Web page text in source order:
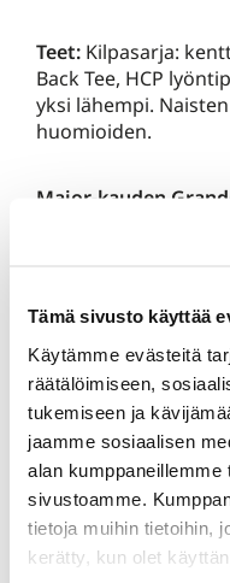
Tämä sivusto käyttää
Käytämme evästeitä
räätälöimiseen,
tukemiseen ja
jaamme sosiaalisen
alan
sivustoamme.
tietoja muihin tietoihin,
kerätty, kun olet
Teet: Kilpasarja:
Back Tee, HCP
yksi lähempi.
huomioiden.
Major-kauden
HCP-sarjojen
yhteispisteillä.
Osallistumismaksu:
vieraat 20€ tai
simulaattorin
huomioidaan kaksi
tulos jää voimaan.
Kisapassi
kausipelaajat 50€,